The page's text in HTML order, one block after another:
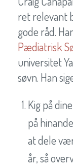
ret relevant
gode råd.
Pædiatrisk
universitet
søvn. Han
Kig på
på
at dele
år, så